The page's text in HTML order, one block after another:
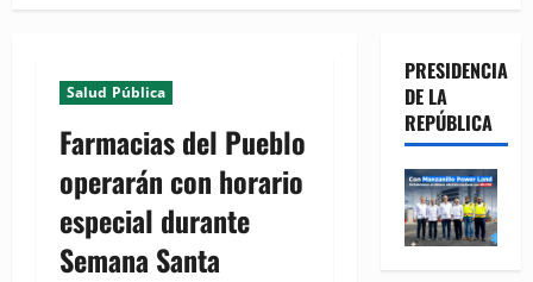
Salud Pública
Farmacias del Pueblo
operarán con horario
especial durante
Semana Santa
PRESIDENCIA
DE LA
REPÚBLICA